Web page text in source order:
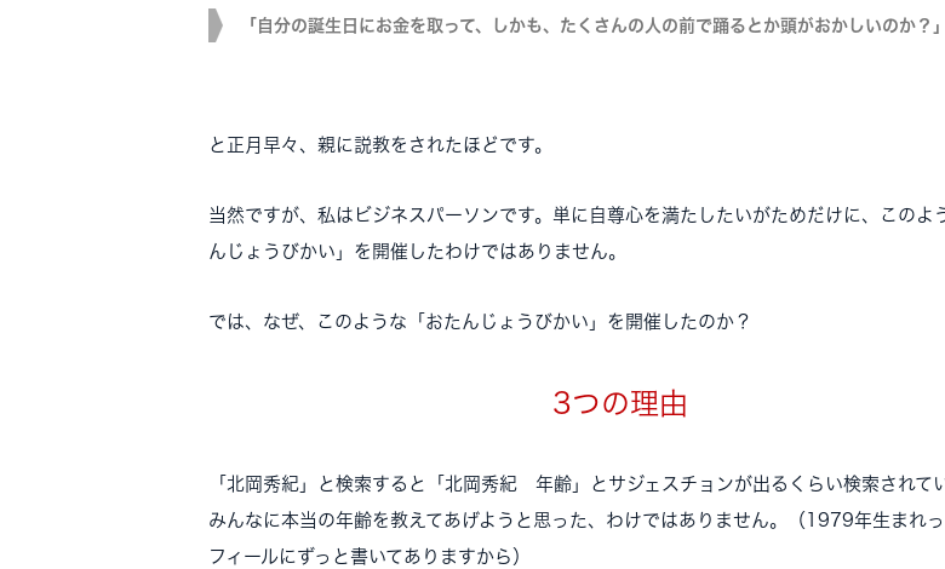
「自分の誕生日にお金を取って、しかも、たくさんの人の前で踊るとか頭がおかしいのか？」
と正月早々、親に説教をされたほどです。
当然ですが、私はビジネスパーソンです。単に自尊心を満たしたいがためだけに、このよ
んじょうびかい」を開催したわけではありません。
では、なぜ、このような「おたんじょうびかい」を開催したのか？
3つの理由
「北岡秀紀」と検索すると「北岡秀紀 年齢」とサジェスチョンが出るくらい検索されて
みんなに本当の年齢を教えてあげようと思った、わけではありません。（1979年生まれ
フィールにずっと書いてありますから）